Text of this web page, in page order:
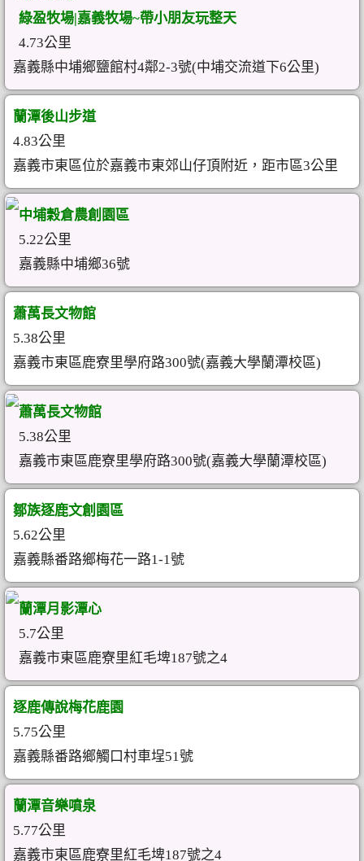
綠盈牧場|嘉義牧場~帶小朋友玩整天
4.73公里
嘉義縣中埔鄉鹽館村4鄰2-3號(中埔交流道下6公里)
蘭潭後山步道
4.83公里
嘉義市東區位於嘉義市東郊山仔頂附近，距市區3公里
中埔穀倉農創園區
5.22公里
嘉義縣中埔鄉36號
蕭萬長文物館
5.38公里
嘉義市東區鹿寮里學府路300號(嘉義大學蘭潭校區)
蕭萬長文物館
5.38公里
嘉義市東區鹿寮里學府路300號(嘉義大學蘭潭校區)
鄒族逐鹿文創園區
5.62公里
嘉義縣番路鄉梅花一路1-1號
蘭潭月影潭心
5.7公里
嘉義市東區鹿寮里紅毛埤187號之4
逐鹿傳說梅花鹿園
5.75公里
嘉義縣番路鄉觸口村車埕51號
蘭潭音樂噴泉
5.77公里
嘉義市東區鹿寮里紅毛埤187號之4